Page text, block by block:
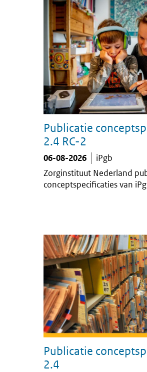
Publicatie
2.4 RC-2
06-08-2026
iPgb
Zorginstituut Nederland
conceptspecificaties van
Publicatie
2.4